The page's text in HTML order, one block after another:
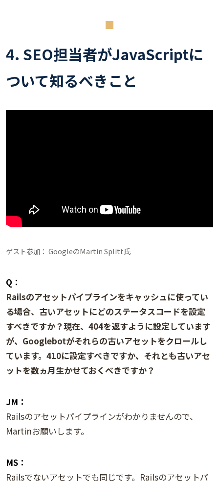
4. SEO担当者がJavaScriptに
ついて知るべきこと
ゲスト参加： GoogleのMartin Splitt氏
Q：
Railsのアセットパイプラインをキャッシュに使ってい
る場合、古いアセットにどのステータスコードを設定
すべきですか？現在、404を返すように設定しています
が、Googlebotがそれらの古いアセットをクロールし
ています。410に設定すべきですか、それとも古いアセ
ットを数ヵ月生かせておくべきですか？
JM：
Railsのアセットパイプラインがわかりませんので、
Martinお願いします。
MS：
Railsでないアセットでも同じです。Railsのアセットパ